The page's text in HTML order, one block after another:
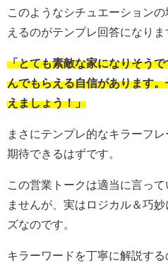
このようなシチュエーション
えるのがテンプレ回答になりま
「とても素敵な家になりそう
んでもらえる自信があります
えましょう！」
まさにテンプレ的なキラーフ
期待できるはずです。
この営業トークは適当に言っ
ませんが、実はロジカル＆巧
ズなのです。
キラーワードを丁寧に解説す